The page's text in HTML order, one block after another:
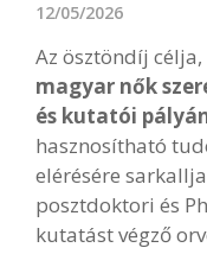
12/05/2026
Az ösztöndíj
magyar nők
és kutatói
hasznosítható
elérésére
posztdoktori és
kutatást végző